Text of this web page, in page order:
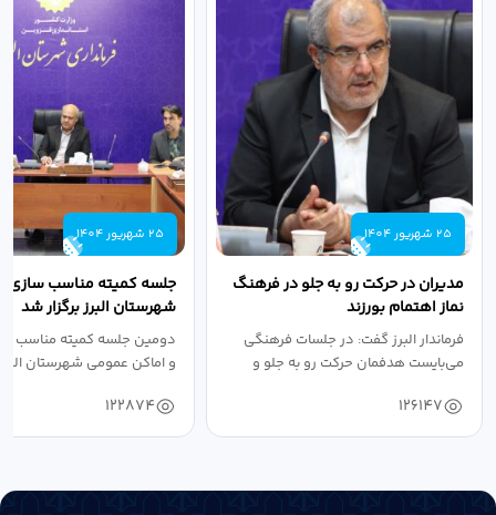
25 شهریور 1404
مدیران در حرکت رو به جلو در فرهنگ
نماز اهتمام بورزند
فرماندار البرز گفت: در جلسات فرهنگی
می‌بایست هدفمان حرکت رو به جلو و
126147
25 شهریور 1404
جلسه کمیته مناسب سازی
شهرستان البرز برگزار شد
دومین جلسه کمیته مناسب
و اماکن عمومی شهرستان
122874